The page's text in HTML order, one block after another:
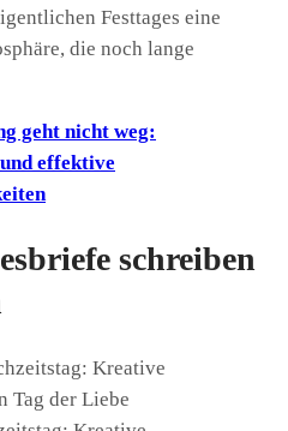
Festtages eine
die noch lange
geht nicht weg:
effektive
schreiben